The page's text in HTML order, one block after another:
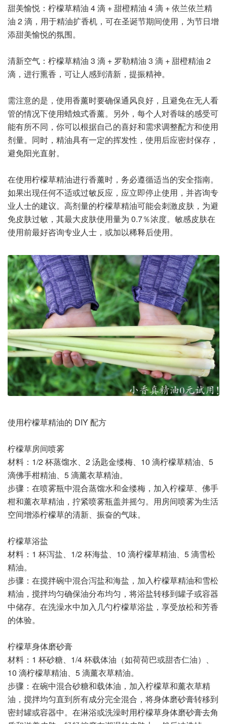
甜美愉悦：柠檬草精油 4 滴 + 甜橙精油 4 滴 + 依兰依兰精
油 2 滴，用于精油扩香机，可在圣诞节期间使用，为节日增
添甜美愉悦的氛围。
清新空气：柠檬草精油 3 滴 + 罗勒精油 3 滴 + 甜橙精油 2
滴，进行熏香，可让人感到清新，提振精神。
需注意的是，使用香薰时要确保通风良好，且避免在无人看
管的情况下使用蜡烛式香薰。另外，每个人对香味的感受可
能有所不同，你可以根据自己的喜好和需求调整配方和使用
剂量。同时，精油具有一定的挥发性，使用后应密封保存，
避免阳光直射。
在使用柠檬草精油进行香薰时，务必遵循适当的安全指南。
如果出现任何不适或过敏反应，应立即停止使用，并咨询专
业人士的建议。高剂量的柠檬草精油可能会刺激皮肤，为避
免皮肤过敏，其最大皮肤使用量为 0.7％浓度。敏感皮肤在
使用前最好咨询专业人士，或加以稀释后使用。
使用柠檬草精油的 DIY 配方
柠檬草房间喷雾
材料：1/2 杯蒸馏水、2 汤匙金缕梅、10 滴柠檬草精油、5
滴佛手柑精油、5 滴薰衣草精油。
步骤：在喷雾瓶中混合蒸馏水和金缕梅，加入柠檬草、佛手
柑和薰衣草精油，拧紧喷雾瓶盖并摇匀。用房间喷雾为生活
空间增添柠檬草的清新、振奋的气味。
柠檬草浴盐
材料：1 杯泻盐、1/2 杯海盐、10 滴柠檬草精油、5 滴雪松
精油。
步骤：在搅拌碗中混合泻盐和海盐，加入柠檬草精油和雪松
精油，搅拌均匀确保油分布均匀，将浴盐转移到罐子或容器
中储存。在洗澡水中加入几勺柠檬草浴盐，享受放松和芳香
的体验。
柠檬草身体磨砂膏
材料：1 杯砂糖、1/4 杯载体油（如荷荷巴或甜杏仁油）、
10 滴柠檬草精油、5 滴薰衣草精油。
步骤：在碗中混合砂糖和载体油，加入柠檬草和薰衣草精
油，搅拌均匀直到所有成分完全混合，将身体磨砂膏转移到
密封罐或容器中。在淋浴或洗澡时用柠檬草身体磨砂膏去角